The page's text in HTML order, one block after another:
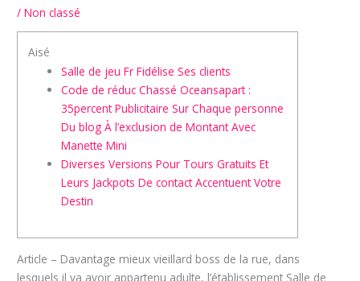
/Non classé
Aisé
Salle de jeu Fr Fidélise Ses clients
Code de réduc Chassé Oceansapart :
35percent Publicitaire Sur Chaque personne
Du blog À l’exclusion de Montant Avec
Manette Mini
Diverses Versions Pour Tours Gratuits Et
Leurs Jackpots De contact Accentuent Votre
Destin
Article – Davantage mieux vieillard boss de la rue, dans
lesquels il va avoir appartenu adulte, l’établissement Salle de